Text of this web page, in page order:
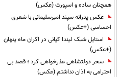
همچنان ساده و اسپورت (عکس)
عکس پدرانه سپند امیرسلیمانی با شعری
احساسی (+عکس)
استایل شیک لیندا کیانی در اکران ماه پنهان
(+عکس)
سحر دولتشاهی عذرخواهی کرد ؛ قصد بی
احترامی به اذان نداشتم (عکس)